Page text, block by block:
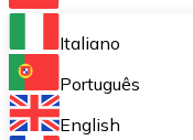
Bitnovo Ramp
Integra nuestra
Bitnovo Giftcards
Italiano
Português
English